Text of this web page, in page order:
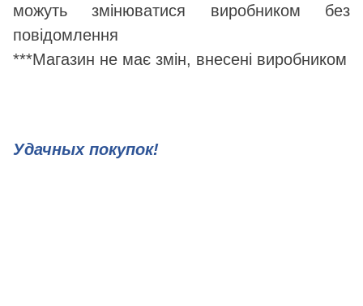
можуть змінюватися виробником без
повідомлення
***Магазин не має змін, внесені виробником
Удачных покупок!